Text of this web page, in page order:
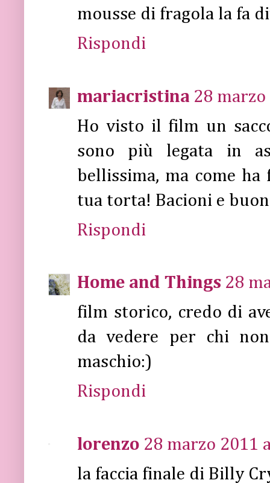
mousse di fragola la fa
Rispondi
mariacristina 28
Ho visto il film un
sono più legata in
bellissima, ma come ha
tua torta! Bacioni e
Rispondi
Home and Things 28
film storico, credo di
da vedere per chi non
maschio:)
Rispondi
lorenzo 28 marzo 2011
la faccia finale di Billy